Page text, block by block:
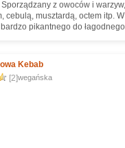
z owoców i
cebulą, musztardą, octem itp.
pikantnego do
składników. W
jako dodatek do dosy.
Kebab
[2]wegańska